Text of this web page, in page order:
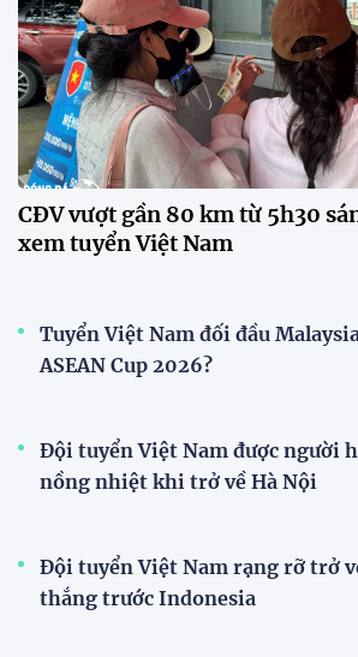
tập thể"
23:15 24/07/2026
Đình Bắc lập
Việt Nam
Leste tại
22:34 24/07/2026
''tiếp lửa''
Sang Sik
XEM THÊM